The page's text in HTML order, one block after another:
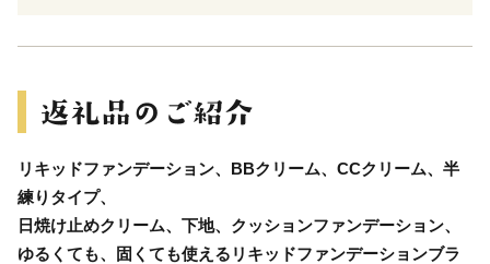
リキッドファンデーション、BBクリーム、CCクリーム、半
練りタイプ、
日焼け止めクリーム、下地、クッションファンデーション、
ゆるくても、固くても使えるリキッドファンデーションブラ